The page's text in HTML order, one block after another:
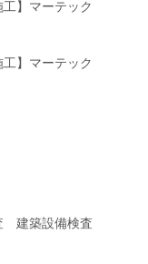
】マーテック
】マーテック
建築設備検査